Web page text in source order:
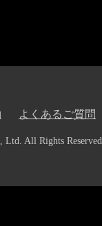
よくあるご質問
All Rights Reserved.